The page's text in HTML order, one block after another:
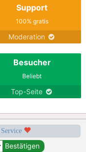
Support
100% gratis
Moderation
Besucher
Beliebt
Top-Seite